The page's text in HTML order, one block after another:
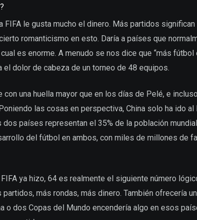
FIFA le gusta mucho el dinero. Más partidos
romanticismo en esto. Daría a países que
es enorme. A menudo se nos dice que “más fútbol
dolor de cabeza de un torneo de 48 equipos.
una huella mayor que en los días de Pelé, e
las cosas en perspectiva, China solo ha ido al
países representan el 35% de la población
del fútbol en ambos, con miles de millones de
ya hizo, 64 es realmente el siguiente número
más rondas, más dinero. También ofrecería
o dos Copas del Mundo encendería algo en esos